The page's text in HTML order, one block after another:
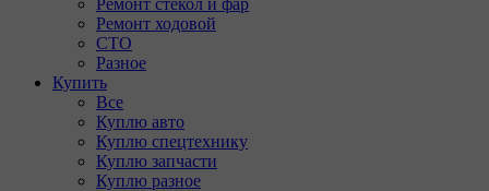
Ремонт стекол и фар
Ремонт ходовой
СТО
Разное
Купить
Все
Куплю авто
Куплю спецтехнику
Куплю запчасти
Куплю разное